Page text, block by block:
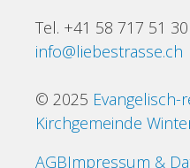
Tel. +41 58 717 51 30
info@liebestrasse.ch
© 2025
Kirchgemeinde
Impressum &
AGB